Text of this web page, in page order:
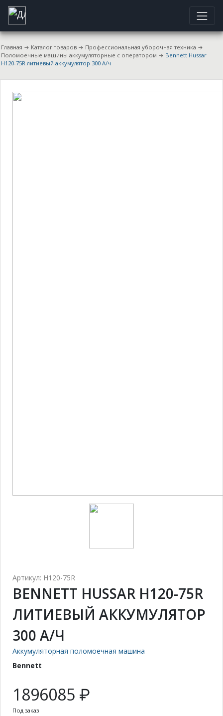
Главная → Каталог товаров → Профессиональная уборочная техника →
Поломоечные машины аккумуляторные с оператором → Bennett Hussar
H120-75R литиевый аккумулятор 300 А/ч
Артикул: H120-75R
BENNETT HUSSAR H120-75R
ЛИТИЕВЫЙ АККУМУЛЯТОР
300 А/Ч
Аккумуляторная поломоечная машина
Bennett
1896085 ₽
Под заказ